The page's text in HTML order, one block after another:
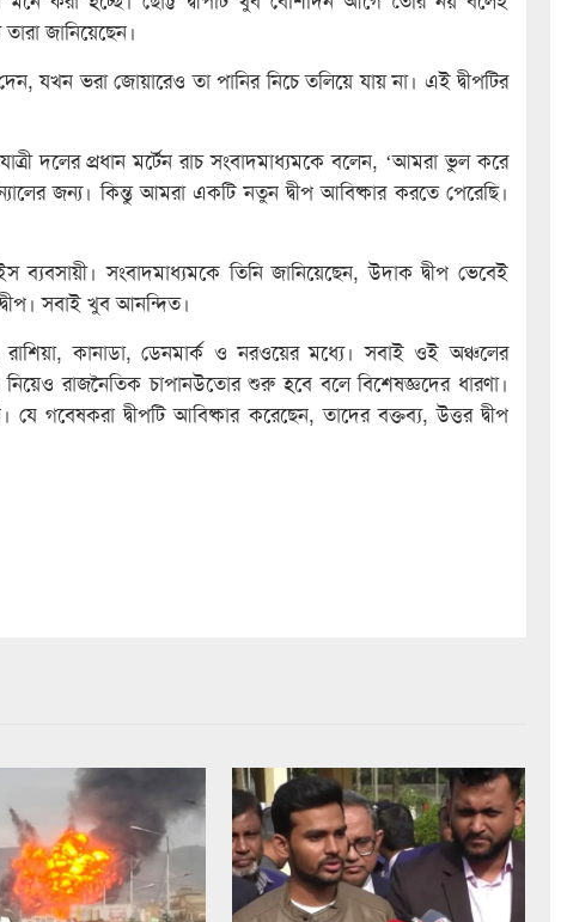
জানিয়েছেন।
যখন ভরা জোয়ারেও তা পানির নিচে তলিয়ে যায় না। এই দ্বীপটির
দলের প্রধান মর্টেন রাচ সংবাদমাধ্যমকে বলেন, ‘আমরা ভুল করে
জন্য। কিন্তু আমরা একটি নতুন দ্বীপ আবিষ্কার করতে পেরেছি।
সংবাদমাধ্যমকে তিনি জানিয়েছেন, উদাক দ্বীপ ভেবেই
সবাই খুব আনন্দিত।
কানাডা, ডেনমার্ক ও নরওয়ের মধ্যে। সবাই ওই অঞ্চলের
রাজনৈতিক চাপানউতোর শুরু হবে বলে বিশেষজ্ঞদের ধারণা।
গবেষকরা দ্বীপটি আবিষ্কার করেছেন, তাদের বক্তব্য, উত্তর দ্বীপ